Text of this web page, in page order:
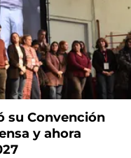
su Convención
y ahora